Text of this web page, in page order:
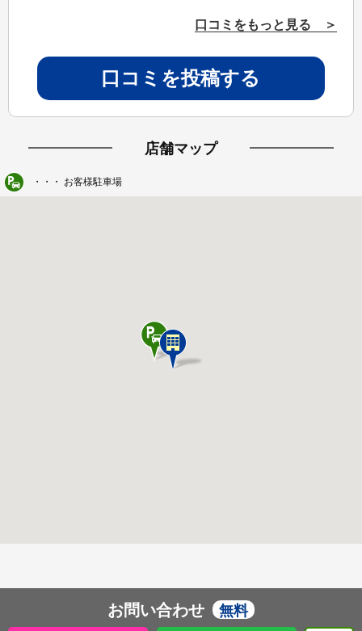
口コミをもっと見る ＞
口コミを投稿する
店舗マップ
・・・ お客様駐車場
お問い合わせ 無料